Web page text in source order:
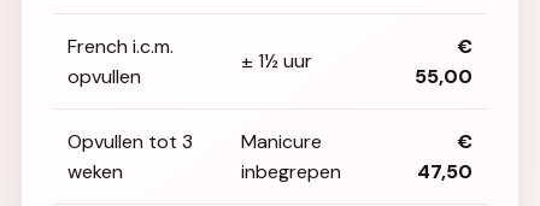
French i.c.m.
opvullen
± 1½ uur
€
55,00
Opvullen tot 3
weken
Manicure
inbegrepen
€
47,50